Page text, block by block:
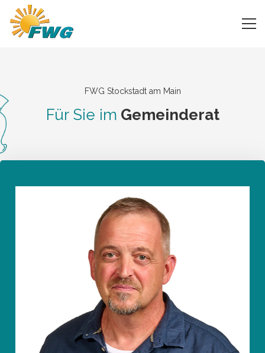
FWG Stockstadt am Main
Für Sie im Gemeinderat